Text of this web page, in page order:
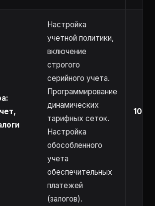
Настройка
учетной политики,
включение
строгого
серийного учета.
Программирование
динамических
тарифных сеток.
Настройка
обособленного
учета
обеспечительных
платежей
(залогов).
10 –